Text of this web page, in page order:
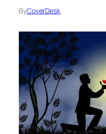
ByCoverDesk